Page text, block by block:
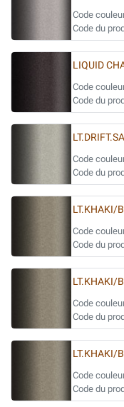
Code
Code du
LIQUID
Code
Code du
Code
Code du
LT.KHAKI/
Code
Code du
LT.KHAKI/
Code
Code du
LT.KHAKI/
Code
Code du